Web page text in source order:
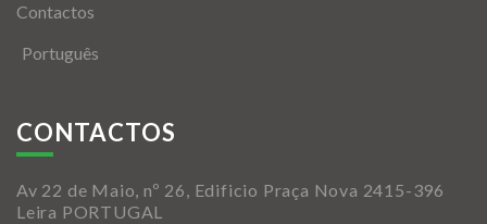
Contactos
Português
CONTACTOS
Av 22 de Maio, nº 26, Edificio Praça Nova 2415-396
Leira PORTUGAL